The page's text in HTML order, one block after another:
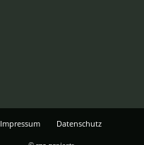
Impressum Datenschutz